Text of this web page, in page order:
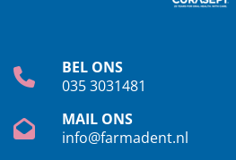
BEL ONS
035 3031481
MAIL ONS
info@farmadent.nl